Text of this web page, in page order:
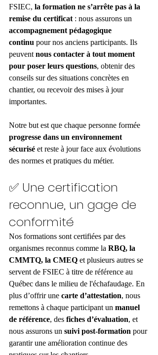
FSIEC, la formation ne s’arrête pas à la
remise du certificat : nous assurons un
accompagnement pédagogique
continu pour nos anciens participants. Ils
peuvent nous contacter à tout moment
pour poser leurs questions, obtenir des
conseils sur des situations concrètes en
chantier, ou recevoir des mises à jour
importantes.
Notre but est que chaque personne formée
progresse dans un environnement
sécurisé et reste à jour face aux évolutions
des normes et pratiques du métier.
✅ Une certification
reconnue, un gage de
conformité
Nos formations sont certifiées par des
organismes reconnus comme la RBQ, la
CMMTQ, la CMEQ et plusieurs autres se
servent de FSIEC à titre de référence au
Québec dans le milieu de l'échafaudage. En
plus d’offrir une carte d’attestation, nous
remettons à chaque participant un manuel
de référence, des fiches d’évaluation, et
nous assurons un suivi post-formation pour
garantir une amélioration continue des